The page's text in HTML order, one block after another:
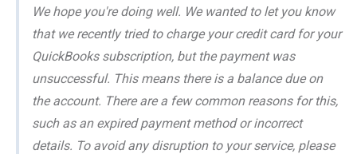
We hope you're doing well. We wanted to let you know
that we recently tried to charge your credit card for your
QuickBooks subscription, but the payment was
unsuccessful. This means there is a balance due on
the account. There are a few common reasons for this,
such as an expired payment method or incorrect
details. To avoid any disruption to your service, please